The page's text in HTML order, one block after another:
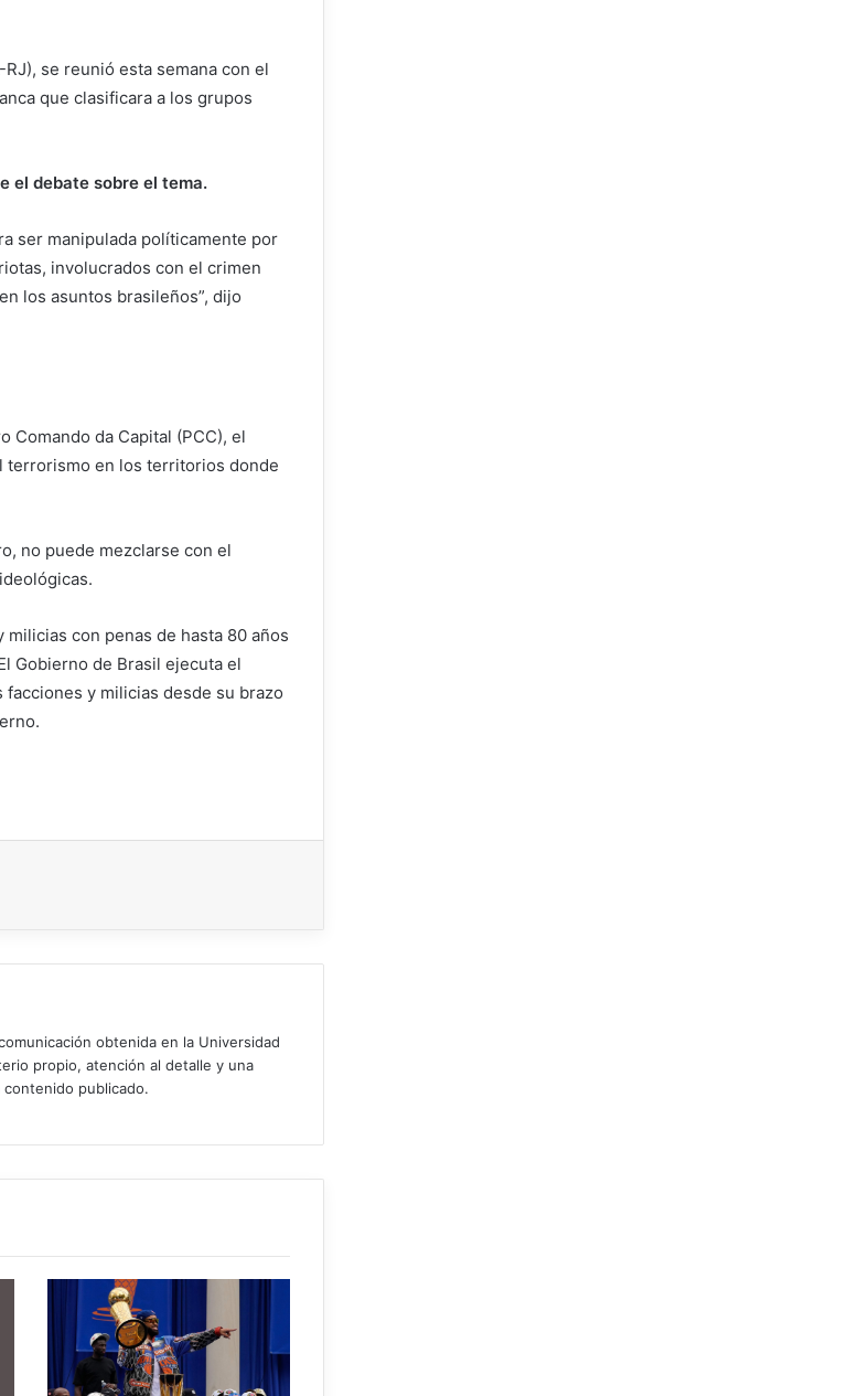
se reunió esta semana con el
que clasificara a los grupos
el debate sobre el tema.
ser manipulada políticamente por
involucrados con el crimen
los asuntos brasileños”, dijo
Comando da Capital (PCC), el
terrorismo en los territorios donde
no puede mezclarse con el
con penas de hasta 80 años
Gobierno de Brasil ejecuta el
facciones y milicias desde su brazo
obtenida en la Universidad
propio, atención al detalle y una
publicado.